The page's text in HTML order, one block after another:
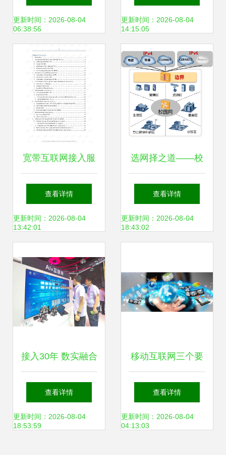
更新时间：2026-08-04
06:38:56
把握标准发布
更新时间：2026-08-04
14:15:05
宽带互联网接入服
务 一种电信服务的
理论、开放与未来
查看详情
更新时间：2026-08-04
13:42:01
选网择之道——校
园如何面对多出口
链路的窘境
查看详情
更新时间：2026-08-04
18:43:02
接入30年 数实融合
与人工智能的“类
人”进化
查看详情
更新时间：2026-08-04
18:53:59
移动互联网三个要
素与互联网接入及
相关服务的深度解
查看详情
更新时间：2026-08-04
04:13:03